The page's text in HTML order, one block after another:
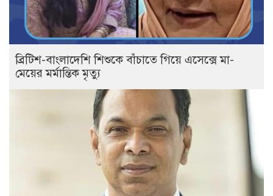
ব্রিটিশ-বাংলাদেশি শিশুকে বাঁচাতে গিয়ে এসেক্সে মা-
মেয়ের মর্মান্তিক মৃত্যু